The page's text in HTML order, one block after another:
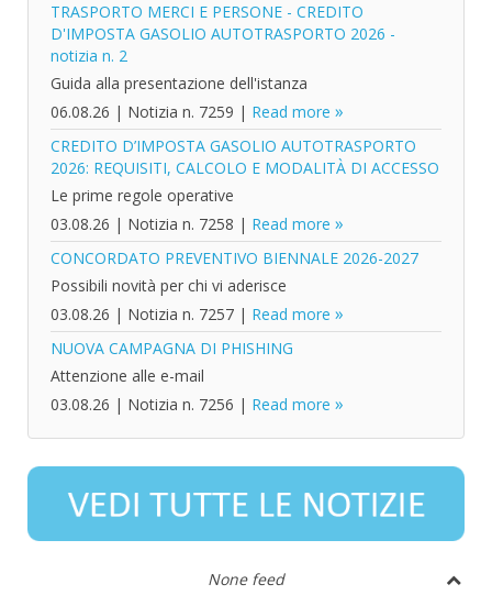
TRASPORTO MERCI E PERSONE - CREDITO
D'IMPOSTA GASOLIO AUTOTRASPORTO 2026 -
notizia n. 2
Guida alla presentazione dell'istanza
06.08.26 | Notizia n. 7259 | Read more
CREDITO D’IMPOSTA GASOLIO AUTOTRASPORTO
2026: REQUISITI, CALCOLO E MODALITÀ DI ACCESSO
Le prime regole operative
03.08.26 | Notizia n. 7258 | Read more
CONCORDATO PREVENTIVO BIENNALE 2026-2027
Possibili novità per chi vi aderisce
03.08.26 | Notizia n. 7257 | Read more
NUOVA CAMPAGNA DI PHISHING
Attenzione alle e-mail
03.08.26 | Notizia n. 7256 | Read more
None feed